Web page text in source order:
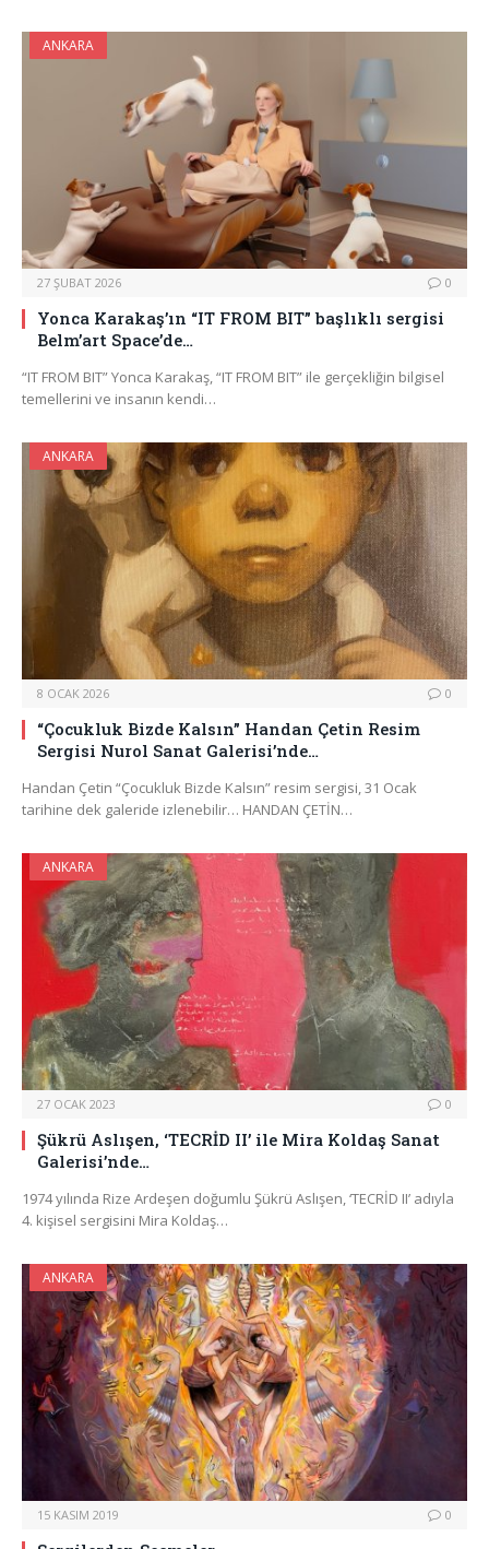
ANKARA
27 ŞUBAT 2026 0
Yonca Karakaş’ın “IT FROM BIT” başlıklı sergisi
Belm’art Space’de…
“IT FROM BIT” Yonca Karakaş, “IT FROM BIT” ile gerçekliğin bilgisel
temellerini ve insanın kendi…
ANKARA
8 OCAK 2026 0
“Çocukluk Bizde Kalsın” Handan Çetin Resim
Sergisi Nurol Sanat Galerisi’nde…
Handan Çetin “Çocukluk Bizde Kalsın” resim sergisi, 31 Ocak
tarihine dek galeride izlenebilir… HANDAN ÇETİN…
ANKARA
27 OCAK 2023 0
Şükrü Aslışen, ‘TECRİD II’ ile Mira Koldaş Sanat
Galerisi’nde…
1974 yılında Rize Ardeşen doğumlu Şükrü Aslışen, ‘TECRİD II’ adıyla
4. kişisel sergisini Mira Koldaş…
ANKARA
15 KASIM 2019 0